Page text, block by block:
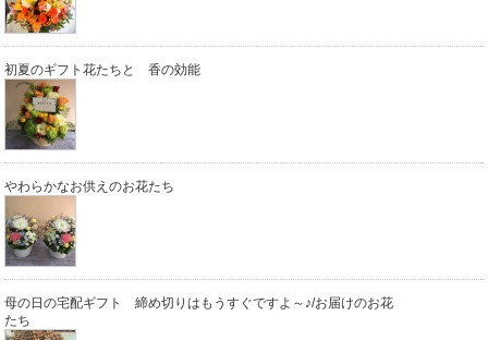
初夏のギフト花たちと 香の効能
やわらかなお供えのお花たち
母の日の宅配ギフト 締め切りはもうすぐですよ～♪/お届けのお花
たち